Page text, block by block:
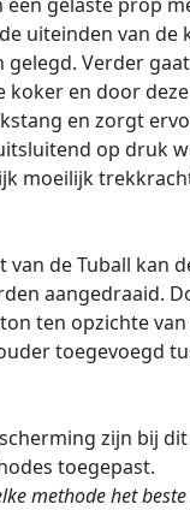
uiteinden van de
Verder
koker en door
en zorgt
op druk
moeilijk
van de Tuball kan
aangedraaid.
ten opzichte
toegevoegd
zijn bij
toegepast.
methode het